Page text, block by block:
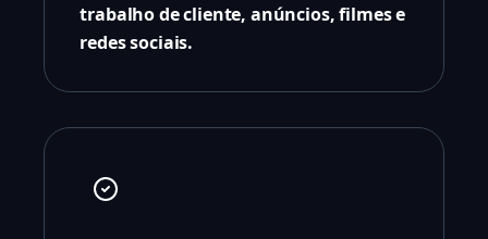
trabalho de cliente, anúncios, filmes e
redes sociais.